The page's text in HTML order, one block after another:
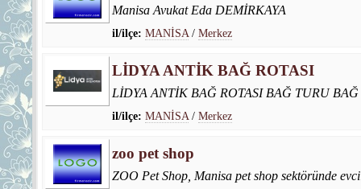
Manisa Avukat Eda DEMİRKAYA
il/ilçe: MANİSA / Merkez
LİDYA ANTİK BAĞ ROTASI
LİDYA ANTİK BAĞ ROTASI BAĞ TURU
il/ilçe: MANİSA / Merkez
zoo pet shop
ZOO Pet Shop, Manisa pet shop sektöründe